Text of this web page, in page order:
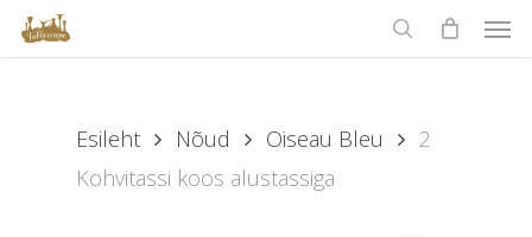
Skip
Esileht Nõud Oiseau Bleu
2
Kohvitassi koos alustassiga